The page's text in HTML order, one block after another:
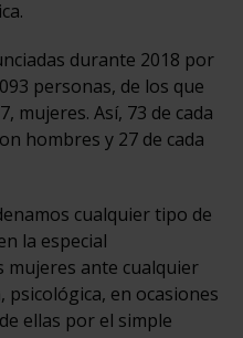
durante 2018 por
personas, de los que
mujeres. Así, 73 de cada
hombres y 27 de cada
cualquier tipo de
la especial
mujeres ante cualquier
psicológica, en ocasiones
ellas por el simple